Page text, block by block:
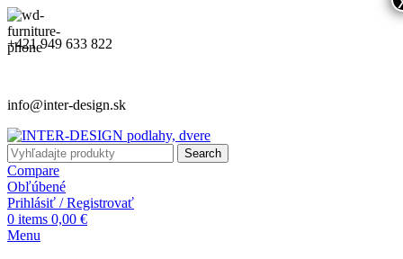
+421 949 633 822
info@inter-design.sk
Search
Compare
Obľúbené
Prihlásiť / Registrovať
0 items 0,00 €
Menu